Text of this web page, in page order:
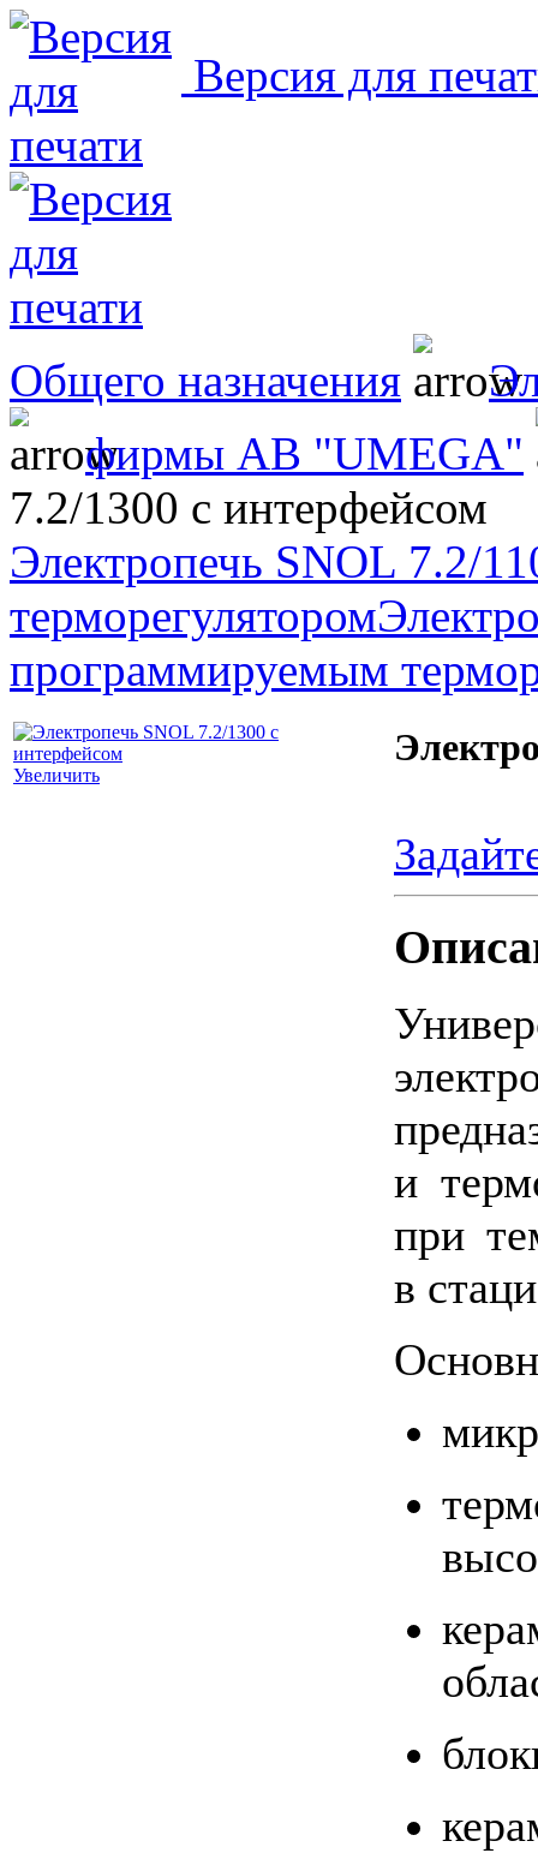
Версия для
Общего назначения
фирмы AB "UMEGA"
7.2/1300 с интерфейсом
Электропечь SNOL 7.2/
терморегулятором
программируемым
Увеличить
и
при
в